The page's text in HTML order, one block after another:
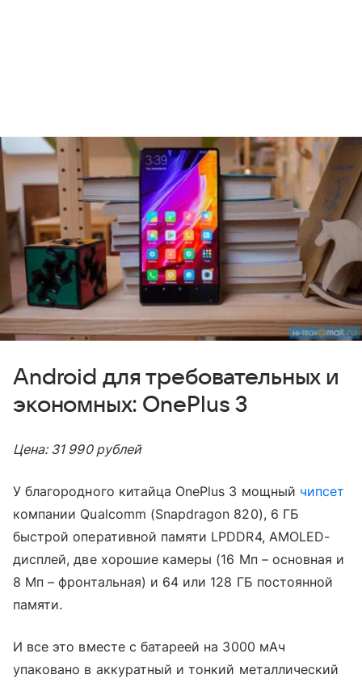
Android для требовательных и
экономных: OnePlus 3
Цена: 31 990 рублей
У благородного китайца OnePlus 3 мощный чипсет
компании Qualcomm (Snapdragon 820), 6 ГБ
быстрой оперативной памяти LPDDR4, AMOLED-
дисплей, две хорошие камеры (16 Мп – основная и
8 Мп – фронтальная) и 64 или 128 ГБ постоянной
памяти.
И все это вместе с батареей на 3000 мАч
упаковано в аккуратный и тонкий металлический